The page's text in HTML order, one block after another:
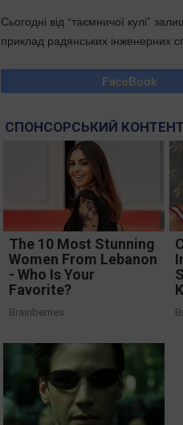
Сьогодні від “таємничої кулі”
приклад радянських інженерних
FaceBook
СПОНСОРСЬКИЙ КОНТЕНТ
The 10 Most Stunning
Women From Lebanon
- Who Is Your
Favorite?
Brainberries